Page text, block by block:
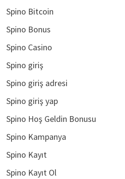
Spino Bitcoin
Spino Bonus
Spino Casino
Spino giriş
Spino giriş adresi
Spino giriş yap
Spino Hoş Geldin Bonusu
Spino Kampanya
Spino Kayıt
Spino Kayıt Ol